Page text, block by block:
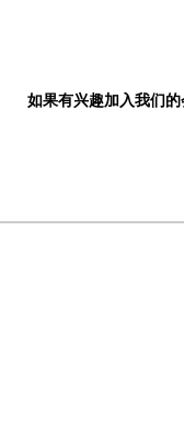
如果有兴趣加入我们